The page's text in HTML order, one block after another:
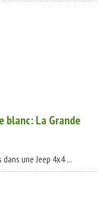
blanc: La Grande
dans une Jeep 4x4 ...